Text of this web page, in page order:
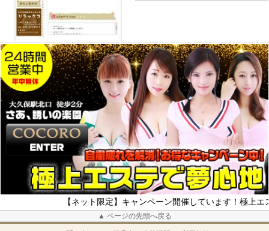
【ネット限定】キャンペーン開催しています！極上エ
▲ ページの先頭へ戻る